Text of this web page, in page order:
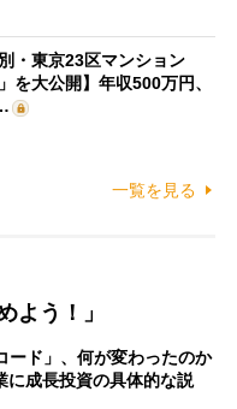
・東京23区マンション
を大公開】年収500万円、
一覧を見る
よう！」
ード」、何が変わったのか
成長投資の具体的な説